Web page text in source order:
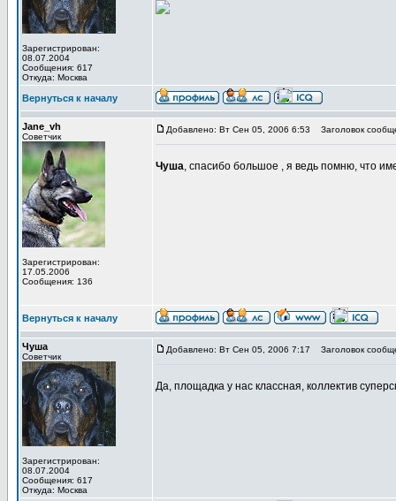
Зарегистрирован:
08.07.2004
Сообщения: 617
Откуда: Москва
Вернуться к началу
Jane_vh
Советчик
Зарегистрирован:
17.05.2006
Сообщения: 136
Добавлено: Вт Сен 05, 2006 6:53 Заголовок
Чуша, спасибо большое , я ведь помню, что
Вернуться к началу
Чуша
Советчик
Зарегистрирован:
08.07.2004
Сообщения: 617
Откуда: Москва
Добавлено: Вт Сен 05, 2006 7:17 Заголовок
Да, площадка у нас классная, коллектив